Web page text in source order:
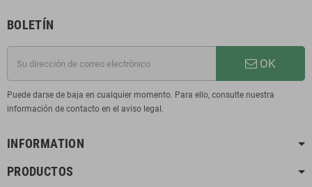
BOLETÍN
OK
Puede darse de baja en cualquier momento. Para ello, consulte nuestra
información de contacto en el aviso legal.
INFORMATION
PRODUCTOS